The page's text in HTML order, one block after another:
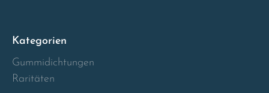
Kategorien
Gummidichtungen
Raritäten
Montenegro
Netherlands